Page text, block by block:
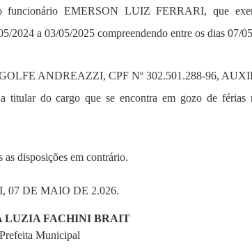
funcionário EMERSON LUIZ FERRARI, que
a 03/05/2025 compreendendo entre os dias 07/
ANDREAZZI, CPF Nº 302.501.288-96,
do cargo que se encontra em gozo de férias
as disposições em contrário.
07 DE MAIO DE 2.026.
LUZIA FACHINI BRAIT
Prefeita Municipal